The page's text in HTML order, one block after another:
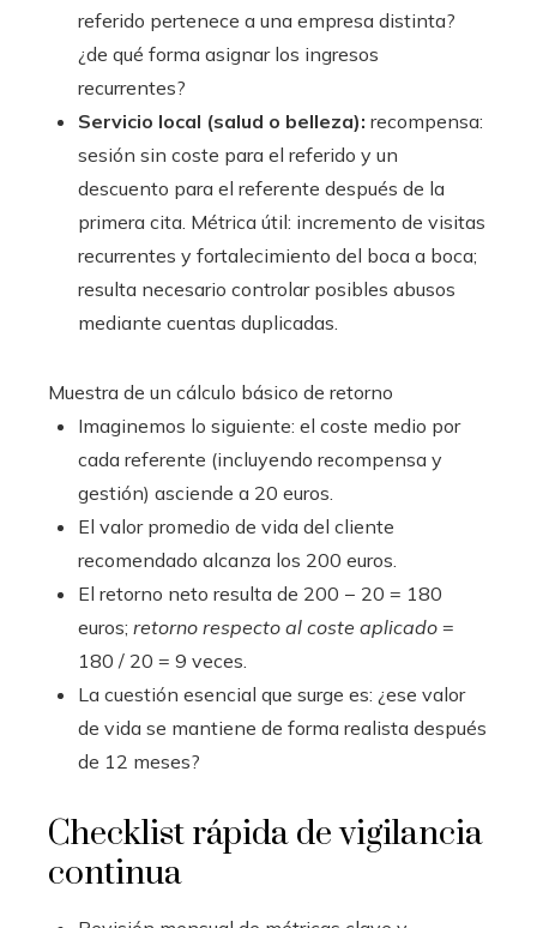
referido pertenece a una empresa distinta?
¿de qué forma asignar los ingresos
recurrentes?
Servicio local (salud o belleza): recompensa:
sesión sin coste para el referido y un
descuento para el referente después de la
primera cita. Métrica útil: incremento de visitas
recurrentes y fortalecimiento del boca a boca;
resulta necesario controlar posibles abusos
mediante cuentas duplicadas.
Muestra de un cálculo básico de retorno
Imaginemos lo siguiente: el coste medio por
cada referente (incluyendo recompensa y
gestión) asciende a 20 euros.
El valor promedio de vida del cliente
recomendado alcanza los 200 euros.
El retorno neto resulta de 200 − 20 = 180
euros; retorno respecto al coste aplicado =
180 / 20 = 9 veces.
La cuestión esencial que surge es: ¿ese valor
de vida se mantiene de forma realista después
de 12 meses?
Checklist rápida de vigilancia
continua